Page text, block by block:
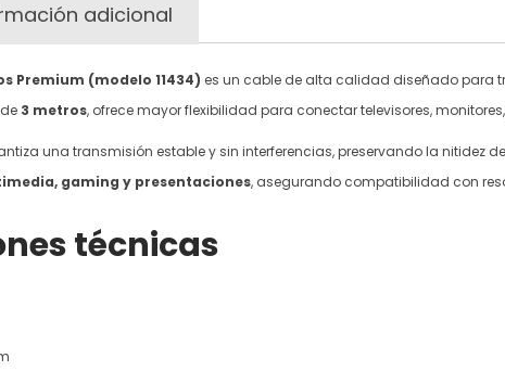
adicional
Premium (modelo 11434) es un cable de alta calidad diseñado para
3 metros, ofrece mayor flexibilidad para conectar televisores,
una transmisión estable y sin interferencias, preservando la nitidez
gaming y presentaciones, asegurando compatibilidad con
técnicas